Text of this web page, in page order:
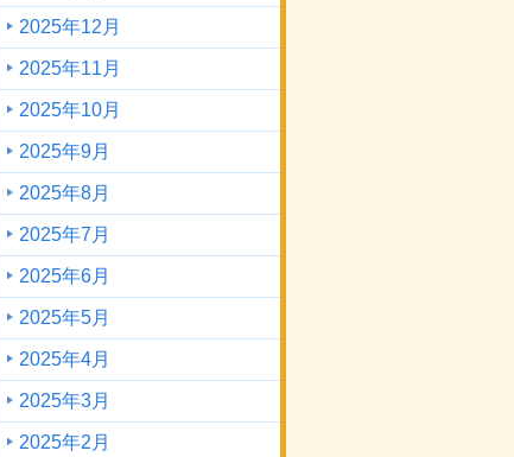
2025年12月
2025年11月
2025年10月
2025年9月
2025年8月
2025年7月
2025年6月
2025年5月
2025年4月
2025年3月
2025年2月